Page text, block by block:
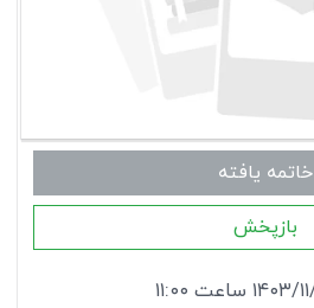
خاتمه یافته
بازپخش